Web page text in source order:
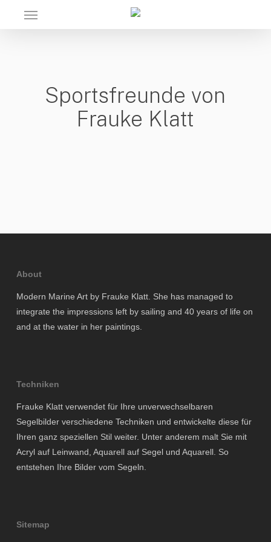
Menu
Sportsfreunde von
Frauke Klatt
About
Modern Marine Art by Frauke Klatt. She has managed to
integrate the impressions left by sailing and 40 years of life on
and at the water in her paintings.
Techniken
Frauke Klatt verwendet für Ihre unverwechselbaren
Segelbilder verschiedene Techniken und entwickelte diese für
Ihren ganz speziellen Stil weiter. Unter anderem malt Sie mit
Acryl auf Leinwand, Aquarell auf Segel und Aquarell. So
entstehen Ihre Bilder vom Segeln.
Sitemap